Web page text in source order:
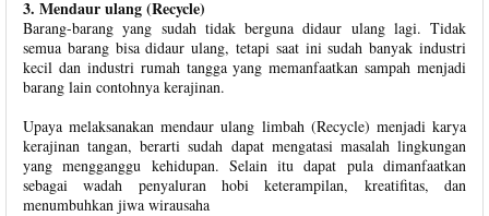
3. Mendaur ulang (Recycle)
Barang-barang yang sudah tidak berguna didaur ulang lagi. Tidak
semua barang bisa didaur ulang, tetapi saat ini sudah banyak industri
kecil dan industri rumah tangga yang memanfaatkan sampah menjadi
barang lain contohnya kerajinan.
Upaya melaksanakan mendaur ulang limbah (Recycle) menjadi karya
kerajinan tangan, berarti sudah dapat mengatasi masalah lingkungan
yang mengganggu kehidupan. Selain itu dapat pula dimanfaatkan
sebagai wadah penyaluran hobi keterampilan, kreatifitas, dan
menumbuhkan jiwa wirausaha